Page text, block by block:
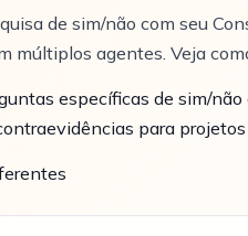
de sim/não com seu
múltiplos agentes. Veja
específicas de sim/
para